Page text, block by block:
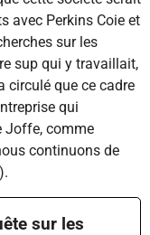
avec Perkins Coie et
sur les
sup qui y travaillait,
circulé que ce cadre
qui
Joffe, comme
continuons de
sur les